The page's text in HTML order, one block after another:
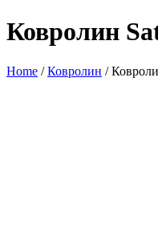
Ковролин
Home /Ковролин /